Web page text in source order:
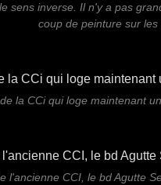
sens inverse. Il n'y a pas
coup de peinture sur les
la CCi qui loge maintenant
l'ancienne CCI, le bd Agutte